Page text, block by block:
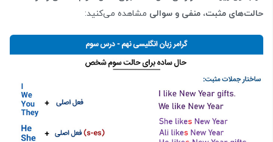
حالت‌های مثبت، منفی و سوالی مشاهده می‌کنید: